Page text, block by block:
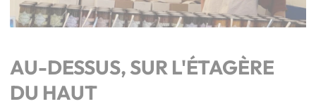
AU-DESSUS, SUR L'ÉTAGÈRE
DU HAUT